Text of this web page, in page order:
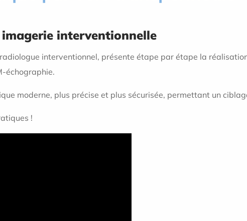
interventionnelle
interventionnel, présente étape par étape la
échographie.
moderne, plus précise et plus sécurisée, permettant un
!